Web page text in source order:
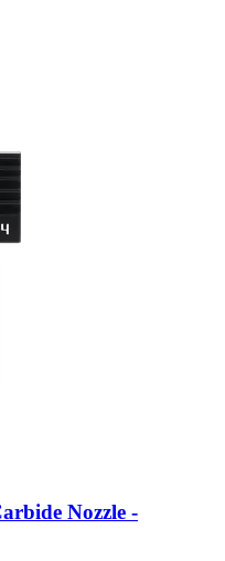
Nozzle -​